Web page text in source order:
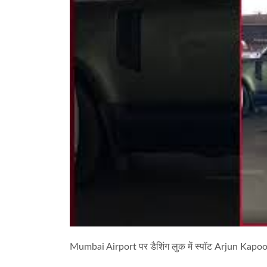
Mumbai Airport पर डैशिंग लुक में स्पॉट Arjun